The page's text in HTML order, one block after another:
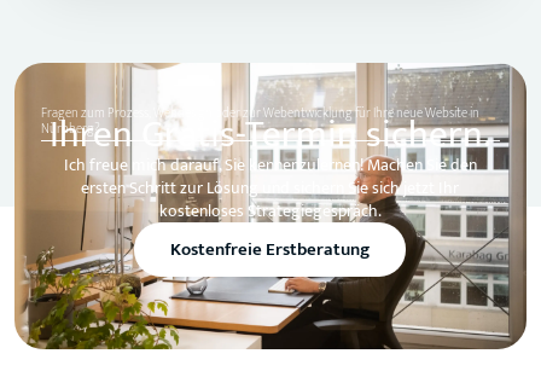
Fragen zum Prozess, Webdesign oder zur Webentwicklung für Ihre neue Website in
Nürnberg?
Ihren Gratis-Termin sichern.
Ich freue mich darauf, Sie kennenzulernen! Machen Sie den
ersten Schritt zur Lösung und sichern Sie sich jetzt Ihr
kostenloses Strategiegespräch.
Kostenfreie Erstberatung